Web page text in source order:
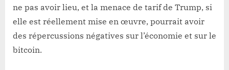
ne pas avoir lieu, et la menace de tarif de Trump, si
elle est réellement mise en œuvre, pourrait avoir
des répercussions négatives sur l’économie et sur le
bitcoin.